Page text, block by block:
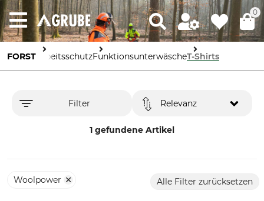
0
FORST ArbeitsschutzFunktionsunterwäscheT-Shirts
Filter
1 gefundene Artikel
Relevanz
Woolpower Alle Filter zurücksetzen